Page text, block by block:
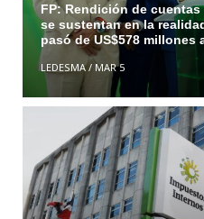
FP: Rendición de
se sustentan en la
pasó de US$578 millones
LEDESMA/ MAR 5